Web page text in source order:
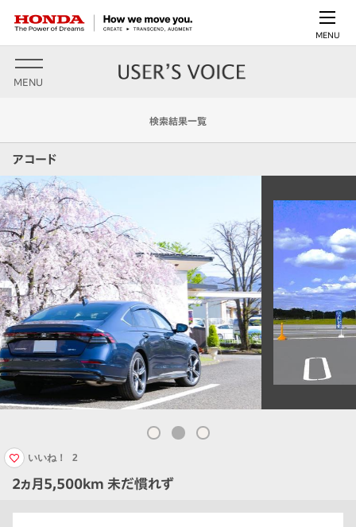
MENU
MENU
検索結果一覧
アコード
2ヵ月5,500km 未だ慣れず
いいね！ 2